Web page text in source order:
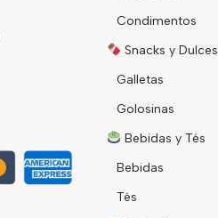
Condimentos
Snacks y Dulces
Galletas
Golosinas
Bebidas y Tés
Bebidas
Tés